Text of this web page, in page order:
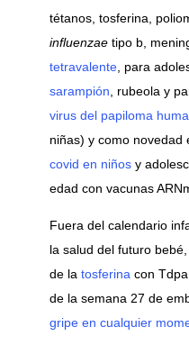
tétanos, tosferina,
influenzaetipo b,
tetravalente, para
sarampión , rubeola y
virus del papiloma
niñas) y como novedad
covid en niñosy
edad con vacunas
Fuera del calendario
la salud del futuro
de la tosferina con
de la semana 27 de
gripe en cualquier